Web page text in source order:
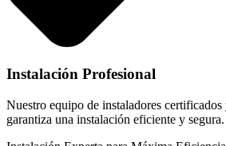
Instalación Profesional
Nuestro equipo de instaladores
garantiza una instalación eficiente y segura.